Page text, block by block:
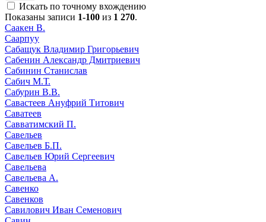
Искать по точному вхождению
Показаны записи 1-100 из 1 270.
Саакен В.
Саарпуу
Сабащук Владимир Григорьевич
Сабенин Александр Дмитриевич
Сабинин Станислав
Сабич М.Т.
Сабурин В.В.
Савастеев Ануфрий Титович
Саватеев
Савватимский П.
Савельев
Савельев Б.П.
Савельев Юрий Сергеевич
Савельева
Савельева А.
Савенко
Савенков
Савилович Иван Семенович